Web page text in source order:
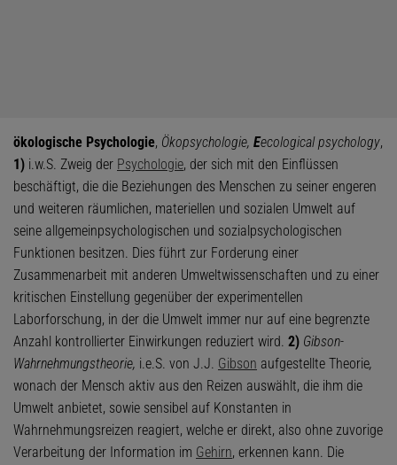
ökologische Psychologie, Ökopsychologie, Eecological psychology,
1) i.w.S. Zweig der Psychologie, der sich mit den Einflüssen
beschäftigt, die die Beziehungen des Menschen zu seiner engeren
und weiteren räumlichen, materiellen und sozialen Umwelt auf
seine allgemeinpsychologischen und sozialpsychologischen
Funktionen besitzen. Dies führt zur Forderung einer
Zusammenarbeit mit anderen Umweltwissenschaften und zu einer
kritischen Einstellung gegenüber der experimentellen
Laborforschung, in der die Umwelt immer nur auf eine begrenzte
Anzahl kontrollierter Einwirkungen reduziert wird. 2) Gibson-
Wahrnehmungstheorie, i.e.S. von J.J. Gibson aufgestellte Theorie,
wonach der Mensch aktiv aus den Reizen auswählt, die ihm die
Umwelt anbietet, sowie sensibel auf Konstanten in
Wahrnehmungsreizen reagiert, welche er direkt, also ohne zuvorige
Verarbeitung der Information im Gehirn, erkennen kann. Die